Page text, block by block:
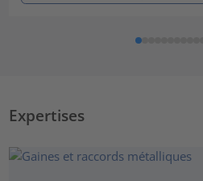
Expertises